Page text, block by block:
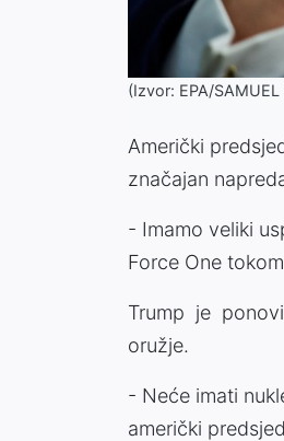
(Izvor: EPA/SAMUEL
Američki
značajan
- Imamo veliki
Force One
Trump je
oružje.
- Neće imati
američki